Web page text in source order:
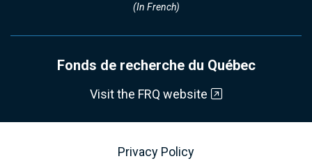
(In French)
Fonds de recherche du Québec
Visit the FRQ website
Privacy Policy